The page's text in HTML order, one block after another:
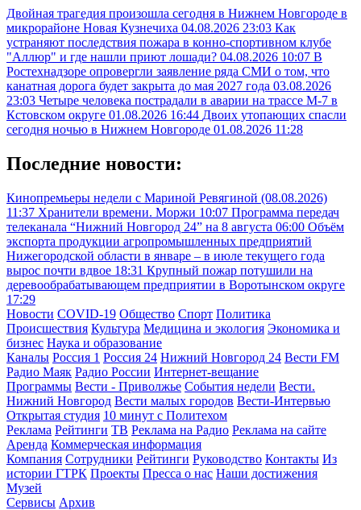
Двойная трагедия произошла сегодня в Нижнем Новгороде в
микрорайоне Новая Кузнечиха 04.08.2026 23:03 Как
устраняют последствия пожара в конно-спортивном клубе
"Аллюр" и где нашли приют лошади? 04.08.2026 10:07 В
Ростехнадзоре опровергли заявление ряда СМИ о том, что
канатная дорога будет закрыта до мая 2027 года 03.08.2026
23:03 Четыре человека пострадали в аварии на трассе М-7 в
Кстовском округе 01.08.2026 16:44 Двоих утопающих спасли
сегодня ночью в Нижнем Новгороде 01.08.2026 11:28
Последние новости:
Кинопремьеры недели с Мариной Ревягиной (08.08.2026)
11:37 Хранители времени. Моржи 10:07 Программа передач
телеканала “Нижний Новгород 24” на 8 августа 06:00 Объём
экспорта продукции агропромышленных предприятий
Нижегородской области в январе – в июле текущего года
вырос почти вдвое 18:31 Крупный пожар потушили на
деревообрабатывающем предприятии в Воротынском округе
17:29
Новости COVID-19 Общество Спорт Политика
Происшествия Культура Медицина и экология Экономика и
бизнес Наука и образование
Каналы Россия 1 Россия 24 Нижний Новгород 24 Вести FM
Радио Маяк Радио России Интернет-вещание
Программы Вести - Приволжье События недели Вести.
Нижний Новгород Вести малых городов Вести-Интервью
Открытая студия 10 минут с Политехом
Реклама Рейтинги ТВ Реклама на Радио Реклама на сайте
Аренда Коммерческая информация
Компания Сотрудники Рейтинги Руководство Контакты Из
истории ГТРК Проекты Пресса о нас Наши достижения
Музей
Сервисы Архив